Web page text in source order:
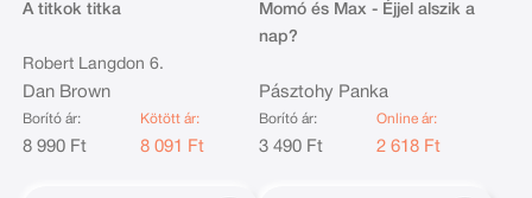
A titkok titka
Robert Langdon 6.
Dan Brown
Borító ár:
8 990 Ft
Kötött ár:
8 091 Ft
Momó és Max - Éjjel alszik a
nap?
Pásztohy Panka
Borító ár:
3 490 Ft
Online ár:
2 618 Ft